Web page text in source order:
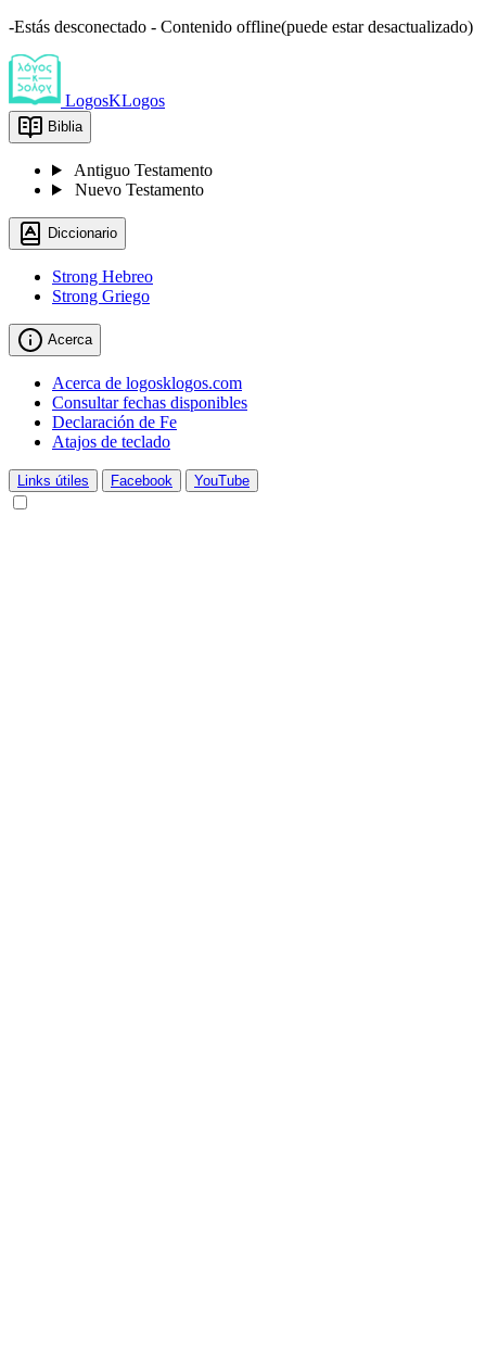
-Estás desconectado - Contenido offline(puede estar desactualizado)
LogosKLogos
Biblia
Antiguo Testamento
Nuevo Testamento
Diccionario
Strong Hebreo
Strong Griego
Acerca
Acerca de logosklogos.com
Consultar fechas disponibles
Declaración de Fe
Atajos de teclado
Links útiles Facebook YouTube